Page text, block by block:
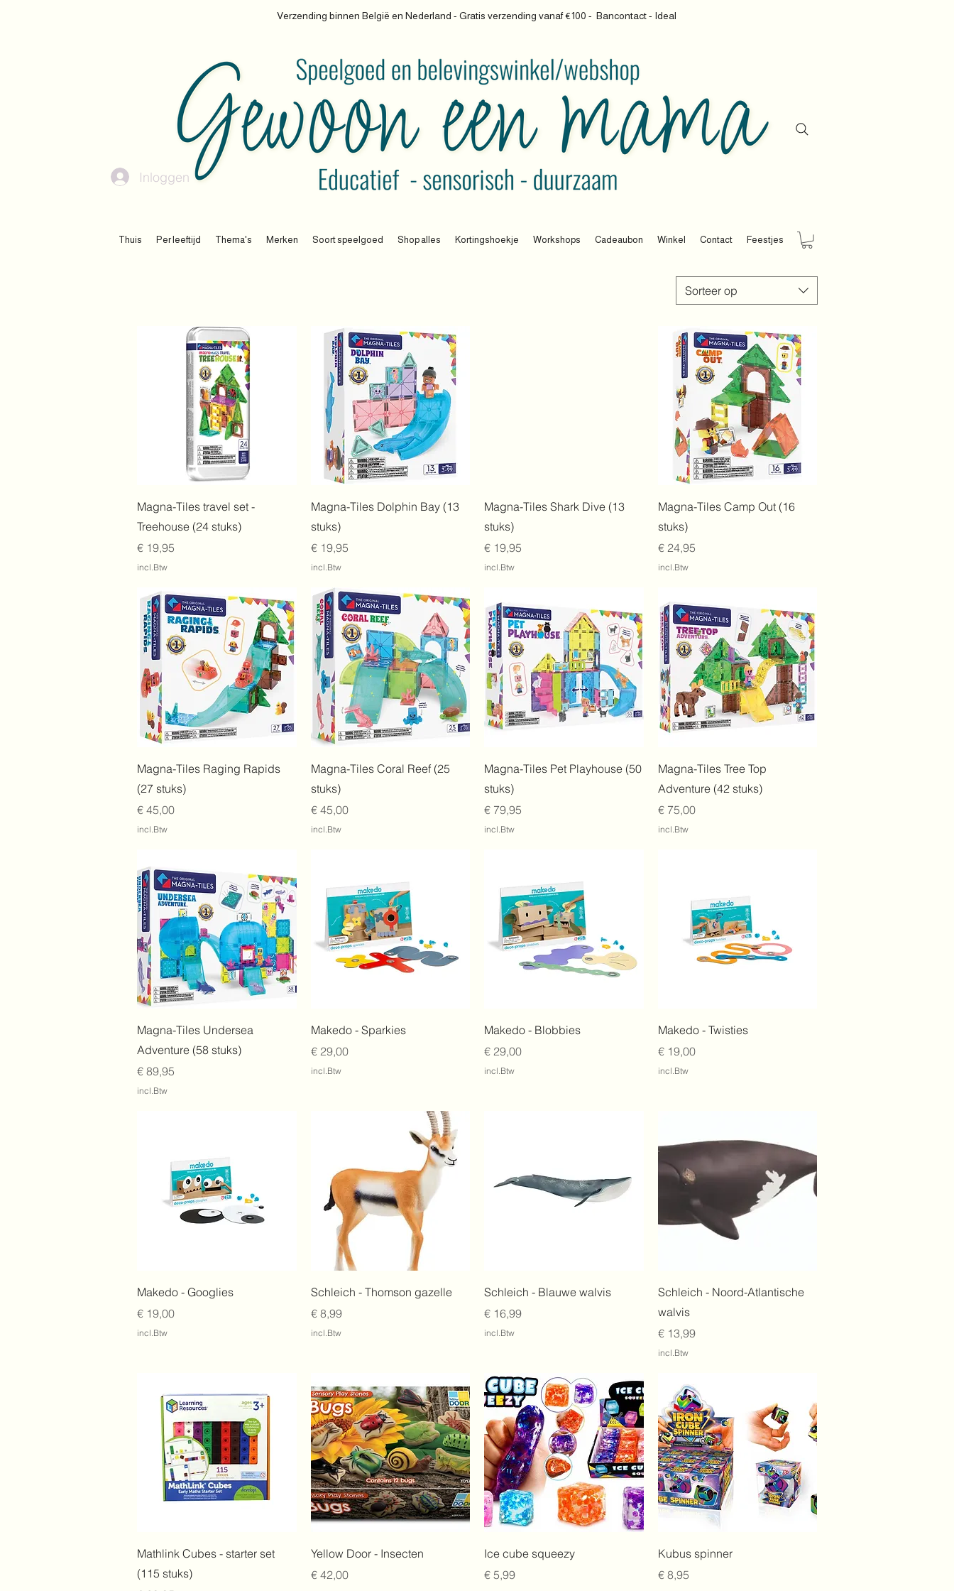
Verzending binnen België en Nederland - Gratis verzending vanaf €100 - Bancontact - Ideal
Thuis Per leeftijd Thema's Merken Soort speelgoed Shop alles Kortingshoekje Workshops Cadeaubon Winkel Contact Feestjes
Inloggen
Sorteer op
Snel overzicht
Magna-Tiles travel set -
Treehouse (24 stuks)
Prijs
€ 19,95
incl.Btw
Snel overzicht
Magna-Tiles Dolphin Bay (13
stuks)
Prijs
€ 19,95
incl.Btw
Snel overzicht
Magna-Tiles Shark Dive (13
stuks)
Prijs
€ 19,95
incl.Btw
Snel overzicht
Magna-Tiles Camp Out (16
stuks)
Prijs
€ 24,95
incl.Btw
Snel overzicht
Magna-Tiles Raging Rapids
(27 stuks)
Prijs
€ 45,00
incl.Btw
Snel overzicht
Magna-Tiles Coral Reef (25
stuks)
Prijs
€ 45,00
incl.Btw
Snel overzicht
Magna-Tiles Pet Playhouse (50
stuks)
Prijs
€ 79,95
incl.Btw
Snel overzicht
Magna-Tiles Tree Top
Adventure (42 stuks)
Prijs
€ 75,00
incl.Btw
Snel overzicht
Magna-Tiles Undersea
Adventure (58 stuks)
Prijs
€ 89,95
incl.Btw
Snel overzicht
Makedo - Sparkies
Prijs
€ 29,00
incl.Btw
Snel overzicht
Makedo - Blobbies
Prijs
€ 29,00
incl.Btw
Snel overzicht
Makedo - Twisties
Prijs
€ 19,00
incl.Btw
Snel overzicht
Makedo - Googlies
Prijs
€ 19,00
incl.Btw
Snel overzicht
Schleich - Thomson gazelle
Prijs
€ 8,99
incl.Btw
Snel overzicht
Schleich - Blauwe walvis
Prijs
€ 16,99
incl.Btw
Snel overzicht
Schleich - Noord-Atlantische
walvis
Prijs
€ 13,99
incl.Btw
Snel overzicht
Mathlink Cubes - starter set
(115 stuks)
Snel overzicht
Yellow Door - Insecten
Prijs
€ 42,00
Snel overzicht
Ice cube squeezy
Prijs
€ 5,99
Snel overzicht
Kubus spinner
Prijs
€ 8,95